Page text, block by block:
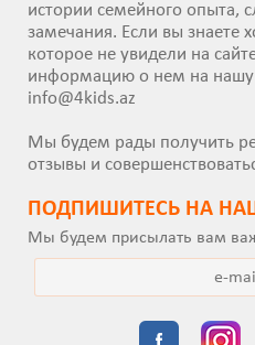
истории семейного опыта,
замечания. Если вы знаете
которое не увидели на
информацию о нем на нашу
info@4kids.az
Мы будем рады получить
отзывы и
ПОДПИШИТEСЬ НА
Мы будем присылать вам